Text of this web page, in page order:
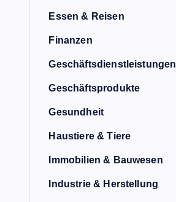
Essen & Reisen
Finanzen
Geschäftsdienstleistungen
Geschäftsprodukte
Gesundheit
Haustiere & Tiere
Immobilien & Bauwesen
Industrie & Herstellung